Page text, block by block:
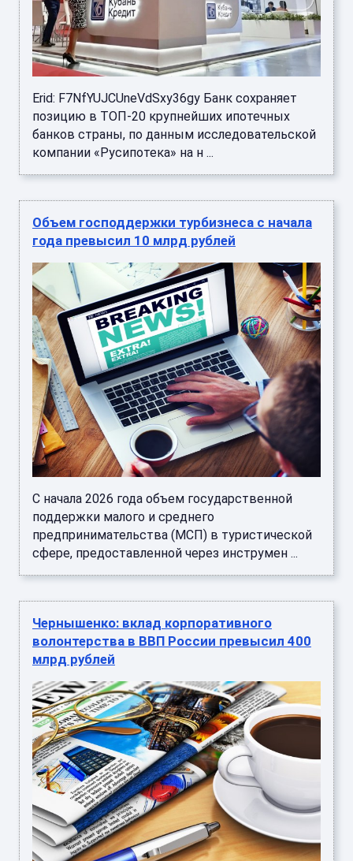
Erid: F7NfYUJCUneVdSxy36gy Банк сохраняет
позицию в ТОП-20 крупнейших ипотечных
банков страны, по данным исследовательской
компании «Русипотека» на н ...
Объем господдержки турбизнеса с начала
года превысил 10 млрд рублей
С начала 2026 года объем государственной
поддержки малого и среднего
предпринимательства (МСП) в туристической
сфере, предоставленной через инструмен ...
Чернышенко: вклад корпоративного
волонтерства в ВВП России превысил 400
млрд рублей